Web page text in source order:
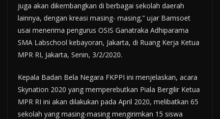
juga akan dikembangkan di berbagai sekolah daerah
lainnya, dengan kreasi masing- masing,” ujar Bamsoet
usai menerima pengurus OSIS Ganatraka Adhiparama
SMA Labschool kebayoran, Jakarta, di Ruang Kerja Ketua
MPR RI, Jakarta, Senin, 3/2/2020.
Kepala Badan Bela Negara FKPPI ini menjelaskan, acara
Skynation 2020 yang memperebutkan Piala Bergilir Ketua
MPR RI ini akan dilakukan pada April 2020, melibatkan 65
sekolah yang masing-masing mengirimkan 15 siswa